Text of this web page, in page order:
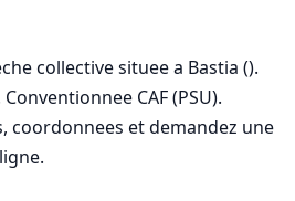
collective situee a Bastia ().
CAF (PSU).
coordonnees et demandez une